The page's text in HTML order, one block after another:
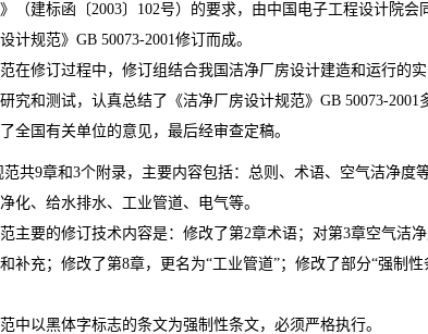
（建标函〔2003〕 102号）的要求，由中国电子工程设计院会
计规范》 GB 50073-2001修订而成。
在修订过程中，修订组结合我国洁净厂房设计建造和运行的
究和测试，认真总结了《洁净厂房设计规范》 GB 50073-2001
全国有关单位的意见，最后经审查定稿。
范共9章和3个附录，主要内容包括：总则、术语、空气洁净度
化、给水排水、工业管道、电气等。
主要的修订技术内容是：修改了第2章术语；对第3章空气洁
补充；修改了第8章，更名为“工业管道”；修改了部分“强制
中以黑体字标志的条文为强制性条文，必须严格执行。